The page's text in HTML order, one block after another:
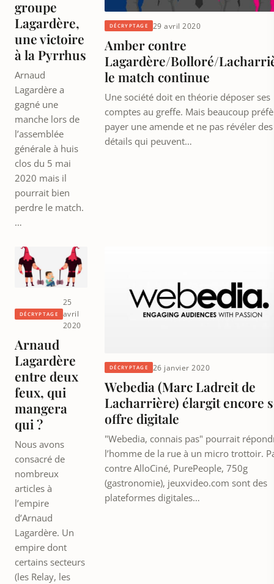
groupe
Lagardère,
une victoire
à la Pyrrhus
Arnaud
Lagardère a
gagné une
manche lors de
l’assemblée
générale à huis
clos du 5 mai
2020 mais il
pourrait bien
perdre le match.
…
DÉCRYPTAGE 29 avril 2020
Amber contre
Lagardère/Bolloré/
le match continue
Une société doit en théorie déposer ses
comptes au greffe. Mais beaucoup
payer une amende et ne pas révéler des
détails qui peuvent…
DÉCRYPTAGE
25
avril
2020
Arnaud
Lagardère
entre deux
feux, qui
mangera
qui ?
Nous avons
consacré de
nombreux
articles à
l’empire
d’Arnaud
Lagardère. Un
empire dont
certains secteurs
(les Relay, les
DÉCRYPTAGE 26 janvier 2020
Webedia (Marc Ladreit de
Lacharrière) élargit encore
offre digitale
"Webedia, connais pas" pourrait
l’homme de la rue à un micro trottoir.
contre AlloCiné, PurePeople, 750g
(gastronomie), jeuxvideo.com sont des
plateformes digitales…